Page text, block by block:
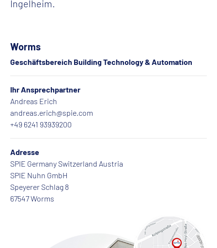
Ingelheim.
Worms
Geschäftsbereich Building Technology & Automation
Ihr Ansprechpartner
Andreas Erich
andreas.erich@spie.com
+49 6241 93939200
Adresse
SPIE Germany Switzerland Austria
SPIE Nuhn GmbH
Speyerer Schlag 8
67547 Worms